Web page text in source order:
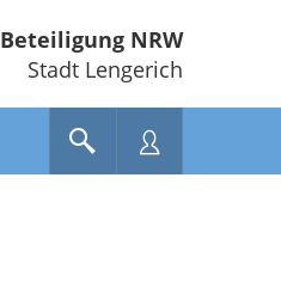
Beteiligung NRW
Stadt Lengerich